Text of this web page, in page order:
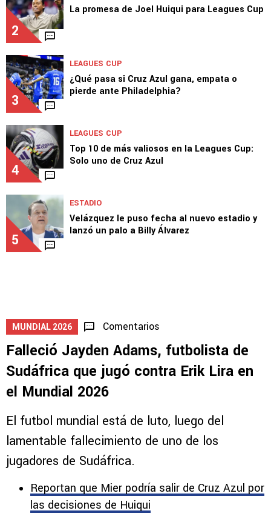
2
La promesa de Joel Huiqui para Leagues Cup
3
LEAGUES CUP
¿Qué pasa si Cruz Azul gana, empata o
pierde ante Philadelphia?
4
LEAGUES CUP
Top 10 de más valiosos en la Leagues Cup:
Solo uno de Cruz Azul
5
ESTADIO
Velázquez le puso fecha al nuevo estadio y
lanzó un palo a Billy Álvarez
MUNDIAL 2026 Comentarios
Falleció Jayden Adams, futbolista de
Sudáfrica que jugó contra Erik Lira en
el Mundial 2026
El futbol mundial está de luto, luego del
lamentable fallecimiento de uno de los
jugadores de Sudáfrica.
Reportan que Mier podría salir de Cruz Azul por
las decisiones de Huiqui